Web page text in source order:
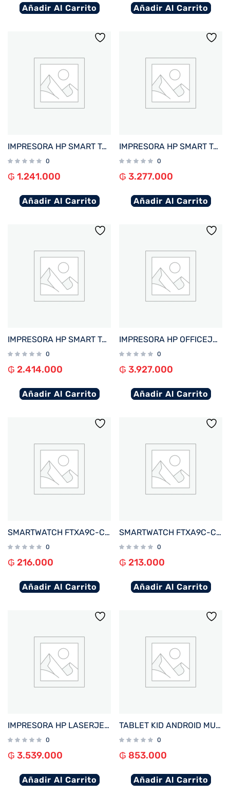
Añadir Al Carrito Añadir Al Carrito
IMPRESORA HP SMART TANK 210 IMP/USB/WIFI/BIVOLT
0
₲ 1.241.000
Añadir Al Carrito
IMPRESORA HP SMART TANK 790 IMP/COP/SCAN/FAX/RED/WIFI/BIVOLT
0
₲ 3.277.000
Añadir Al Carrito
IMPRESORA HP SMART TANK 720 IMP/COP/SCAN/USB/WIFI/BIVOLT
0
₲ 2.414.000
Añadir Al Carrito
IMPRESORA HP OFFICEJET PRO 9730 IMP/COP/SCA/USB/RED/WIFI/BIVOLT
0
₲ 3.927.000
Añadir Al Carrito
SMARTWATCH FTXA9C-CGBE 46MM GOLD/BEIGE ANDROID/IOS/BT/FREC. CARD
0
₲ 216.000
Añadir Al Carrito
SMARTWATCH FTXA9C-CGP 46MM GOLD/ROSA ANDROID/IOS/BT/FREC. CARD/NOTIFICACIONES
0
₲ 213.000
Añadir Al Carrito
IMPRESORA HP LASERJET PRO 4203DW IMP/USB/RED/COLOR/BLUETOOTH/WIFI/220V
0
₲ 3.539.000
Añadir Al Carrito
TABLET KID ANDROID MULTILASER NB422 QC/64GB/4G/7″/ROSA PAW PATROL SKYE DISNEY
0
₲ 853.000
Añadir Al Carrito